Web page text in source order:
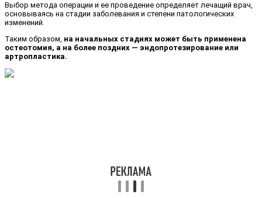
Выбор метода операции и ее проведение определяет лечащий врач,
основываясь на стадии заболевания и степени патологических
изменений.
Таким образом, на начальных стадиях может быть применена
остеотомия, а на более поздних — эндопротезирование или
артропластика.